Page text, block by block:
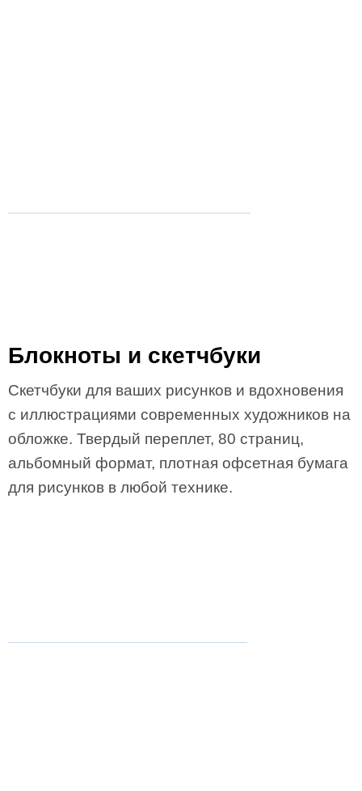
Блокноты и скетчбуки
Скетчбуки для ваших рисунков и вдохновения
с иллюстрациями современных художников на
обложке. Твердый переплет, 80 страниц,
альбомный формат, плотная офсетная бумага
для рисунков в любой технике.